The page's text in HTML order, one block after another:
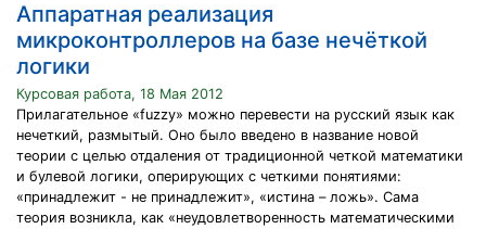
Аппаратная реализация
микроконтроллеров на базе нечёткой
логики
Курсовая работа, 18 Мая 2012
Прилагательное «fuzzy» можно перевести на русский язык как
нечеткий, размытый. Оно было введено в название новой
теории с целью отдаления от традиционной четкой математики
и булевой логики, оперирующих с четкими понятиями:
«принадлежит - не принадлежит», «истина – ложь». Сама
теория возникла, как «неудовлетворенность математическими